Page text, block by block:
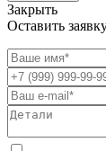
Закрыть
Оставить